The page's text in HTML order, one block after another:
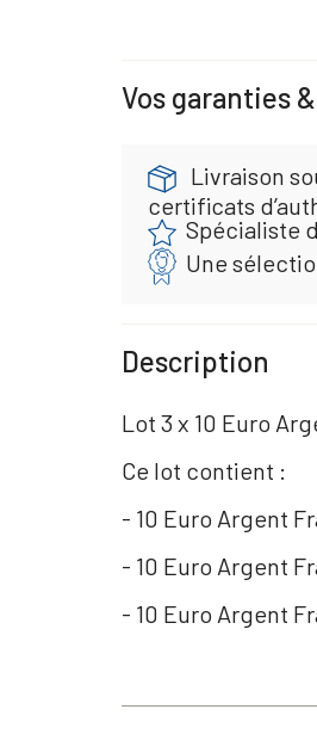
Vos garanties
Livraison
certificats
Spécialiste
Une
Description
Lot 3 x 10 Euro
Ce lot contient :
- 10 Euro Argent
- 10 Euro Argent
- 10 Euro Argent